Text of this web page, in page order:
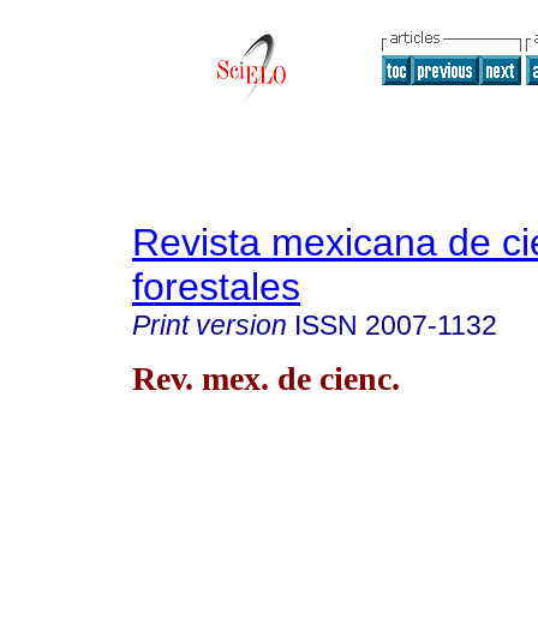
Revista mexicana de
forestales
Print version ISSN 2007-1132
Rev. mex. de cienc.